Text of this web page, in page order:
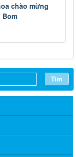
chào mừng
Tìm